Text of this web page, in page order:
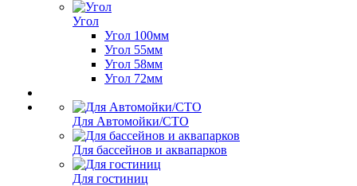
Угол
Угол 100мм
Угол 55мм
Угол 58мм
Угол 72мм
Для Автомойки/СТО
Для бассейнов и аквапарков
Для гостиниц